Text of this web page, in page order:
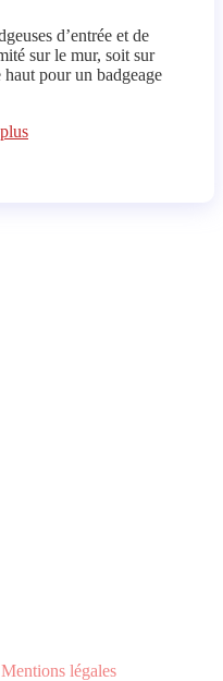
d’entrée et de
sur le mur, soit sur
pour un badgeage
Mentions légales